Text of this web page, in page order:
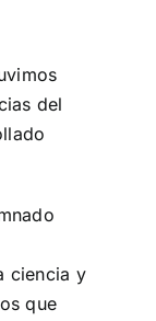
del
ciencia y
que